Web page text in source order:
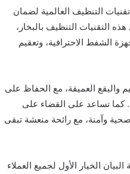
التنظيف العالمية لضمان
التقنيات التنظيف بالبخار،
الشفط الاحترافية، وتعقيم
والبقع العميقة، مع الحفاظ على
كما تساعد على القضاء على
صحية وآمنة، مع رائحة منعشة تبقى
الخيار الأول لجميع العملاء